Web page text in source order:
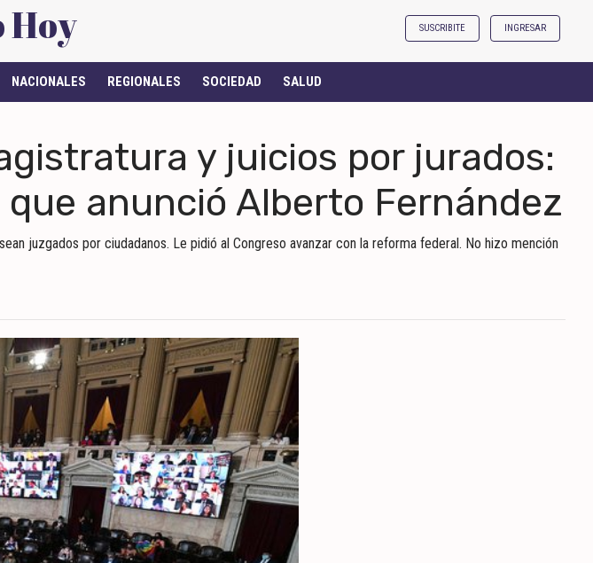
Hoy SUSCRIBITE INGRESAR
NACIONALES REGIONALES SOCIEDAD SALUD
y juicios por jurados:
anunció Alberto Fernández
juzgados por ciudadanos. Le pidió al Congreso avanzar con la reforma federal. No hizo mención